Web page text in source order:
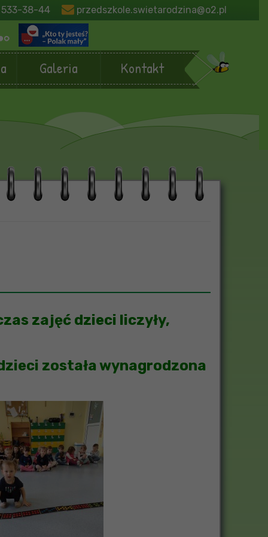
38-44 przedszkole.swietarodzina@o2.pl
Galeria Kontakt
zajęć dzieci liczyły,
została wynagrodzona